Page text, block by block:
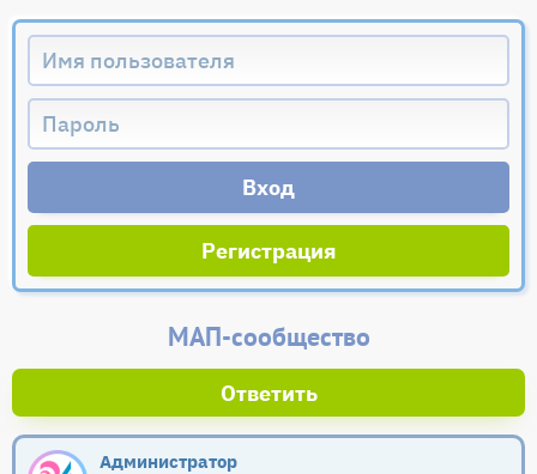
Регистрация
МАП-сообщество
Ответить
Администратор